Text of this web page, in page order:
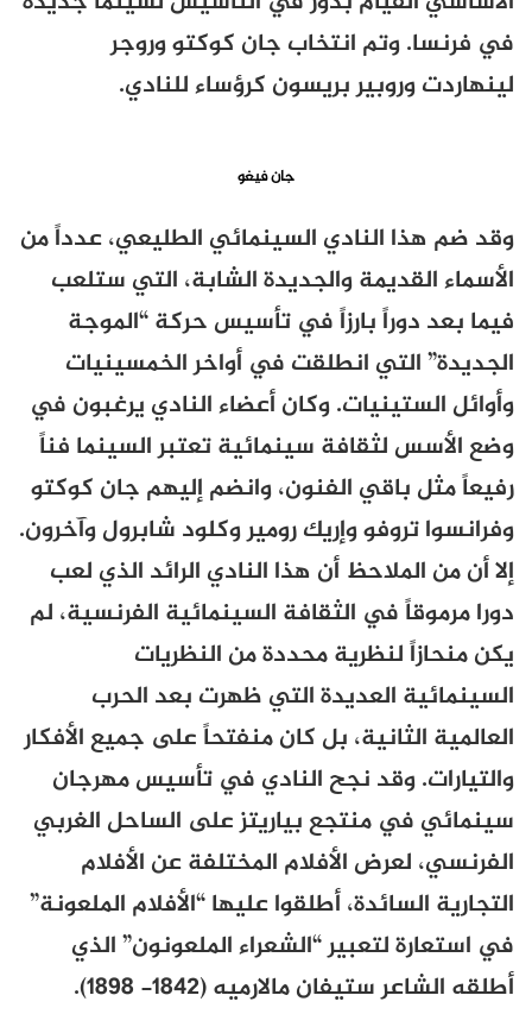
في فرنسا. وتم انتخاب جان كوكتو وروجر
لينهاردت وروبير بريسون كرؤساء للنادي.
جان فيغو
وقد ضم هذا النادي السينمائي الطليعي، عدداً من
الأسماء القديمة والجديدة الشابة، التي ستلعب
فيما بعد دوراً بارزاً في تأسيس حركة “الموجة
الجديدة” التي انطلقت في أواخر الخمسينيات
وأوائل الستينيات. وكان أعضاء النادي يرغبون في
وضع الأسس لثقافة سينمائية تعتبر السينما فناً
رفيعاً مثل باقي الفنون، وانضم إليهم جان كوكتو
وفرانسوا تروفو وإريك رومير وكلود شابرول وآخرون.
إلا أنمن الملاحظ أن هذا النادي الرائد الذي لعب
دورا مرموقاً في الثقافة السينمائية الفرنسية، لم
يكن منحازاً لنظرية محددة من النظريات
السينمائية العديدة التي ظهرت بعد الحرب
العالمية الثانية، بل كان منفتحاً على جميع الأفكار
والتيارات. وقد نجح النادي في تأسيس مهرجان
سينمائي في منتجع بياريتز على الساحل الغربي
الفرنسي، لعرض الأفلام المختلفة عن الأفلام
التجارية السائدة، أطلقوا عليها “الأفلام الملعونة”
في استعارة لتعبير “الشعراء الملعونون” الذي
أطلقه الشاعر ستيفان مالارميه (1842- 1898).